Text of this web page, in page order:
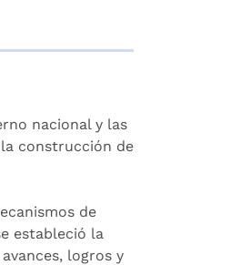
nacional y las
construcción de
de
estableció la
logros y